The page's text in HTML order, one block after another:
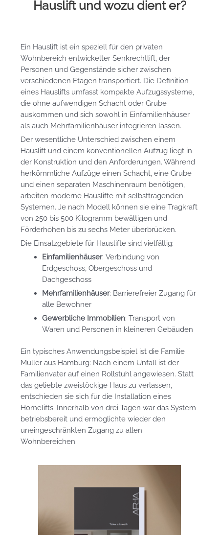
Hauslift und wozu dient er?
Ein Hauslift ist ein speziell für den privaten
Wohnbereich entwickelter Senkrechtlift, der
Personen und Gegenstände sicher zwischen
verschiedenen Etagen transportiert. Die Definition
eines Hauslifts umfasst kompakte Aufzugssysteme,
die ohne aufwendigen Schacht oder Grube
auskommen und sich sowohl in Einfamilienhäuser
als auch Mehrfamilienhäuser integrieren lassen.
Der wesentliche Unterschied zwischen einem
Hauslift und einem konventionellen Aufzug liegt in
der Konstruktion und den Anforderungen. Während
herkömmliche Aufzüge einen Schacht, eine Grube
und einen separaten Maschinenraum benötigen,
arbeiten moderne Hauslifte mit selbsttragenden
Systemen. Je nach Modell können sie eine Tragkraft
von 250 bis 500 Kilogramm bewältigen und
Förderhöhen bis zu sechs Meter überbrücken.
Die Einsatzgebiete für Hauslifte sind vielfältig:
Einfamilienhäuser: Verbindung von
Erdgeschoss, Obergeschoss und
Dachgeschoss
Mehrfamilienhäuser: Barrierefreier Zugang für
alle Bewohner
Gewerbliche Immobilien: Transport von
Waren und Personen in kleineren Gebäuden
Ein typisches Anwendungsbeispiel ist die Familie
Müller aus Hamburg: Nach einem Unfall ist der
Familienvater auf einen Rollstuhl angewiesen. Statt
das geliebte zweistöckige Haus zu verlassen,
entschieden sie sich für die Installation eines
Homelifts. Innerhalb von drei Tagen war das System
betriebsbereit und ermöglichte wieder den
uneingeschränkten Zugang zu allen
Wohnbereichen.